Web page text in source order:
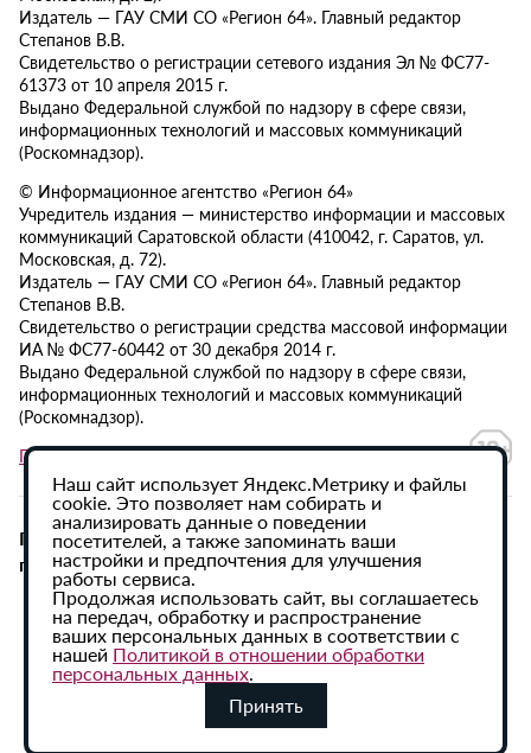
Издатель — ГАУ СМИ СО «Регион 64». Главный редактор
Степанов В.В.
Свидетельство о регистрации сетевого издания Эл № ФС77-
61373 от 10 апреля 2015 г.
Выдано Федеральной службой по надзору в сфере связи,
информационных технологий и массовых коммуникаций
(Роскомнадзор).
© Информационное агентство «Регион 64»
Учредитель издания — министерство информации и массовых
коммуникаций Саратовской области (410042, г. Саратов, ул.
Московская, д. 72).
Издатель — ГАУ СМИ СО «Регион 64». Главный редактор
Степанов В.В.
Свидетельство о регистрации средства массовой информации
ИА № ФС77-60442 от 30 декабря 2014 г.
Выдано Федеральной службой по надзору в сфере связи,
информационных технологий и массовых коммуникаций
(Роскомнадзор).
Политика в отношении обработки персональных данных
При использовании материалов сайта активная
гиперссылка на ИА «Регион 64» обязательна.
Наш сайт использует Яндекс.Метрику и файлы
cookie. Это позволяет нам собирать и
анализировать данные о поведении
посетителей, а также запоминать ваши
настройки и предпочтения для улучшения
работы сервиса.
Продолжая использовать сайт, вы соглашаетесь
на передач, обработку и распространение
ваших персональных данных в соответствии с
нашей Политикой в отношении обработки
персональных данных.
Принять